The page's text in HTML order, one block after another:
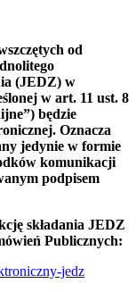
od
(JEDZ) w
w art. 11 ust. 8
będzie
Oznacza
jedynie w formie
komunikacji
podpisem
składania JEDZ
Publicznych:
jedz